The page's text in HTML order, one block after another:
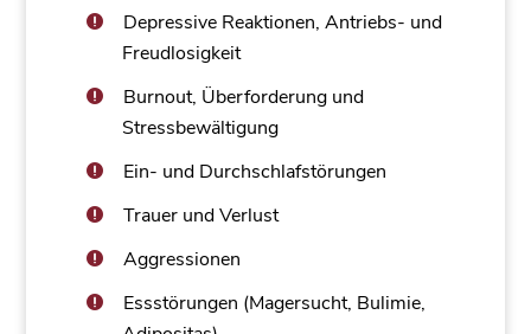
Depressive Reaktionen, Antriebs- und
Freudlosigkeit
Burnout, Überforderung und
Stressbewältigung
Ein- und Durchschlafstörungen
Trauer und Verlust
Aggressionen
Essstörungen (Magersucht, Bulimie,